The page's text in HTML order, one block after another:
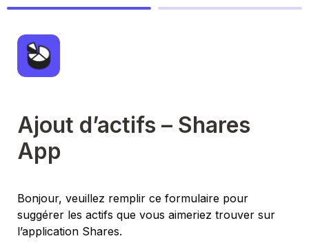
Ajout d’actifs – Shares
App
Bonjour, veuillez remplir ce formulaire pour
suggérer les actifs que vous aimeriez trouver sur
l’application Shares.